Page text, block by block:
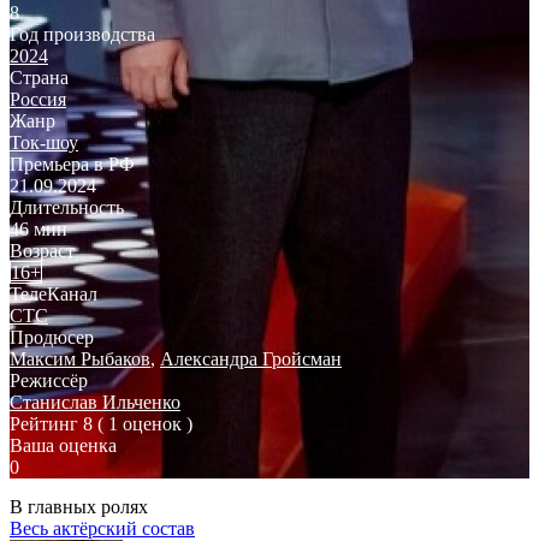
8
Год производства
2024
Страна
Россия
Жанр
Ток-шоу
Премьера в РФ
21.09.2024
Длительность
46 мин
Возраст
16+
ТелеКанал
СТС
Продюсер
Максим Рыбаков, Александра Гройсман
Режиссёр
Станислав Ильченко
Рейтинг 8 ( 1 оценок )
Ваша оценка
0
В главных ролях
Весь актёрский состав